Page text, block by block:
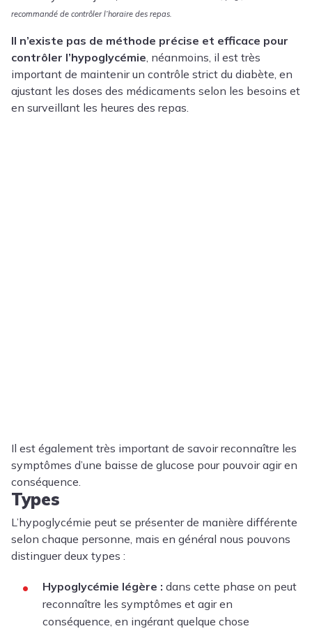
recommandé de contrôler l’horaire des repas.
Il n’existe pas de méthode précise et efficace pour
contrôler l’hypoglycémie, néanmoins, il est très
important de maintenir un contrôle strict du diabète, en
ajustant les doses des médicaments selon les besoins et
en surveillant les heures des repas.
Il est également très important de savoir reconnaître les
symptômes d’une baisse de glucose pour pouvoir agir en
conséquence.
Types
L’hypoglycémie peut se présenter de manière différente
selon chaque personne, mais en général nous pouvons
distinguer deux types :
Hypoglycémie légère : dans cette phase on peut
reconnaître les symptômes et agir en
conséquence, en ingérant quelque chose